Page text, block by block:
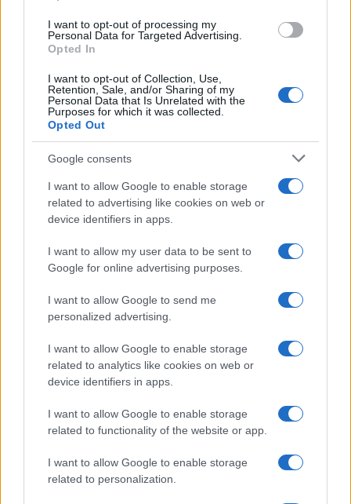
I want to opt-out of processing my
Personal Data for Targeted Advertising.
Opted In
I want to opt-out of Collection, Use,
Retention, Sale, and/or Sharing of my
Personal Data that Is Unrelated with the
Purposes for which it was collected.
Opted Out
Google consents
I want to allow Google to enable storage
related to advertising like cookies on web or
device identifiers in apps.
I want to allow my user data to be sent to
Google for online advertising purposes.
I want to allow Google to send me
personalized advertising.
I want to allow Google to enable storage
related to analytics like cookies on web or
device identifiers in apps.
I want to allow Google to enable storage
related to functionality of the website or app.
I want to allow Google to enable storage
related to personalization.
LIFESTYLE
06/01/2019 - 22:18
«Θυμάμαι τον Ανδρέα Παπανδρέου με
την παρέα του να διασκεδάζουν ως τις 5
το πρωί»
«Απορούσα πώς άντεχε ο Ανδρέας
Παπανδρέου»
ΕΛΛΑΔΑ
Τα... 'σπασε ο Μπουτάρης σε μπαρ της